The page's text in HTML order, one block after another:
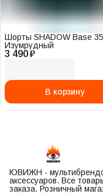
3 490 ₽
Шорты SHADOW Base
Изумрудный
В корзину
ЮВИЖН -
аксессуаров. Все
заказа. Розничный